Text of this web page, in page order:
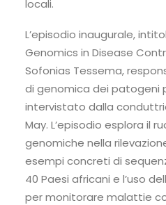
locali.
L’episodio inaugurale,
Genomics in Disease
Sofonias Tessema,
di genomica dei patogeni
intervistato dalla
May. L’episodio esplora il
genomiche nella
esempi concreti di
40 Paesi africani e l’uso
per monitorare malattie